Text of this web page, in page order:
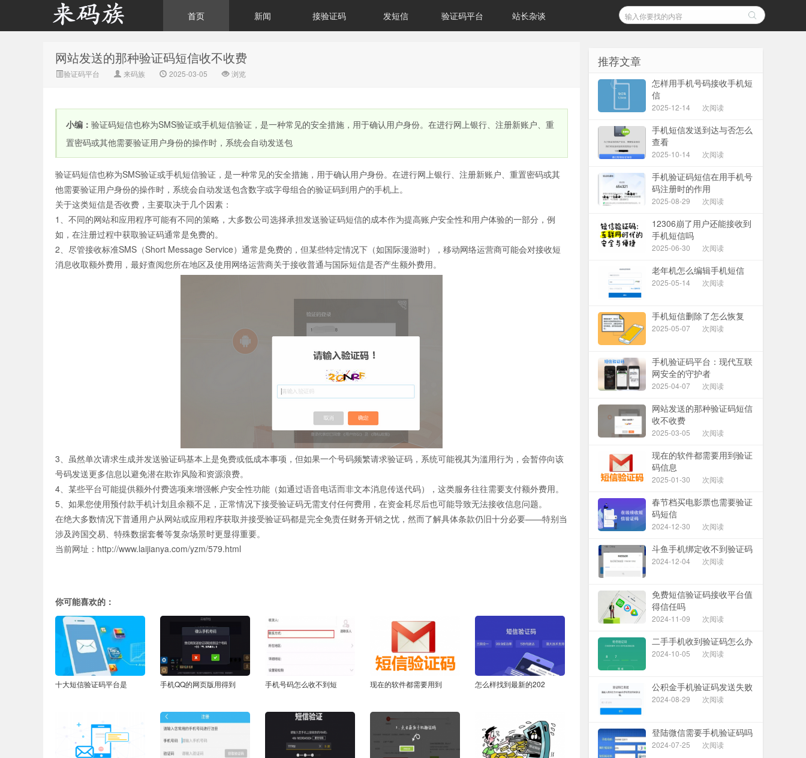
来码族 - 分享在线短信资
源接收资讯,手机短信验
首页 新闻 接验证码 发短信 验证码平台 站长杂谈
网站发送的那种验证码短信收不收费
验证码平台 来码族 2025-03-05 浏览
小编： 验证码短信也称为SMS验证或手机短信验证，是一种常见的安全措施，用于确认用户身份。在进行网上银行、注册新账户、重
置密码或其他需要验证用户身份的操作时，系统会自动发送包
验证码短信也称为SMS验证或手机短信验证，是一种常见的安全措施，用于确认用户身份。在进行网上银行、注册新账户、重置密码或其
他需要验证用户身份的操作时，系统会自动发送包含数字或字母组合的验证码到用户的手机上。
关于这类短信是否收费，主要取决于几个因素：
1、不同的网站和应用程序可能有不同的策略，大多数公司选择承担发送验证码短信的成本作为提高账户安全性和用户体验的一部分，例
如，在注册过程中获取验证码通常是免费的。
2、尽管接收标准SMS（Short Message Service）通常是免费的，但某些特定情况下（如国际漫游时），移动网络运营商可能会对接收短
消息收取额外费用，最好查阅您所在地区及使用网络运营商关于接收普通与国际短信是否产生额外费用。
3、虽然单次请求生成并发送验证码基本上是免费或低成本事项，但如果一个号码频繁请求验证码，系统可能视其为滥用行为，会暂停向该
号码发送更多信息以避免潜在欺诈风险和资源浪费。
4、某些平台可能提供额外付费选项来增强帐户安全性功能（如通过语音电话而非文本消息传送代码），这类服务往往需要支付额外费用。
5、如果您使用预付款手机计划且余额不足，正常情况下接受验证码无需支付任何费用，在资金耗尽后也可能导致无法接收信息问题。
在绝大多数情况下普通用户从网站或应用程序获取并接受验证码都是完全免责任财务开销之忧，然而了解具体条款仍旧十分必要——特别当
涉及跨国交易、特殊数据套餐等复杂场景时更显得重要。
当前网址：http://www.laijianya.com/yzm/579.html
你可能喜欢的：
十大短信验证码平台是 手机QQ的网页版用得到 手机号码怎么收不到短 现在的软件都需要用到 怎么样找到最新的202
推荐文章
怎样用手机号码接收手机短
信
2025-12-14 次阅读
手机短信发送到达与否怎么
查看
2025-10-14 次阅读
手机验证码短信在用手机号
码注册时的作用
2025-08-29 次阅读
12306崩了用户还能接收到
手机短信吗
2025-06-30 次阅读
老年机怎么编辑手机短信
2025-05-14 次阅读
手机短信删除了怎么恢复
2025-05-07 次阅读
手机验证码平台：现代互联
网安全的守护者
2025-04-07 次阅读
网站发送的那种验证码短信
收不收费
2025-03-05 次阅读
现在的软件都需要用到验证
码信息
2025-01-30 次阅读
春节档买电影票也需要验证
码短信
2024-12-30 次阅读
斗鱼手机绑定收不到验证码
2024-12-04 次阅读
免费短信验证码接收平台值
得信任吗
2024-11-09 次阅读
二手手机收到验证码怎么办
2024-10-05 次阅读
公积金手机验证码发送失败
2024-08-29 次阅读
登陆微信需要手机验证码吗
2024-07-25 次阅读